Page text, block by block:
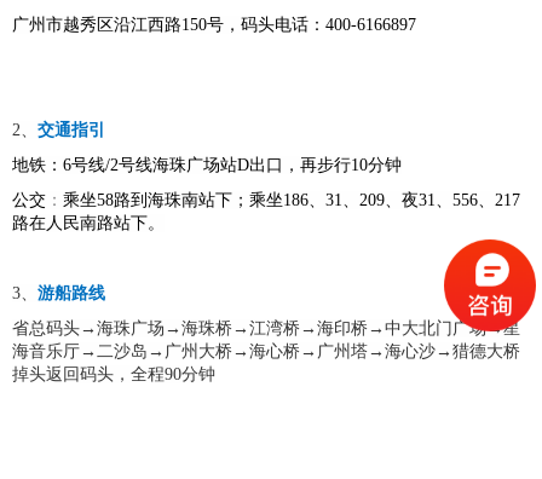
广州市越秀区沿江西路150号， 码头电话：400-6166897
2、 交通指引
地铁 ：6号线/2号线海珠广场站D出口，再步行10分钟
公交 ： 乘坐58路到海珠南站下；乘坐186、31、209、夜31、556、217
路在人民南路站下。
3、 游船路线
省总码头→海珠广场→海珠桥→江湾桥→海印桥→中大北门广场→星
海音乐厅→二沙岛→广州大桥→海心桥→广州塔→海心沙→猎德大桥
掉头返回码头，全程90分钟